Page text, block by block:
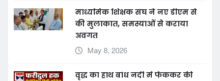
माध्यमिक शिक्षक संघ ने नए डीएम से
की मुलाकात, समस्याओं से कराया
अवगत
May 8, 2026
वृद्ध का हाथ बांध नदी में फेंककर की